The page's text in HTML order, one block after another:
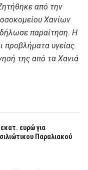
από την
Χανίων
παραίτηση. Η
προβλήματα υγείας.
της από τα Χανιά
ευρώ για
Παραλιακού